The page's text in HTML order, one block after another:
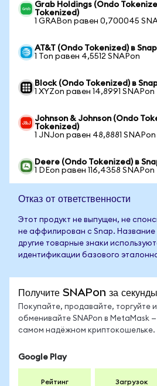
Grab Holdings (Ondo
Tokenized)
1 GRABon равен 0,700045
AT&T (Ondo Tokenized) в
1 Ton равен 4,5512 SNAPon
Block (Ondo Tokenized) в
1 XYZon равен 14,8991 SNAPon
Johnson & Johnson (Ondo
Tokenized)
1 JNJon равен 48,8881 SNAPon
Deere (Ondo Tokenized) в
1 DEon равен 116,4358 SNAPon
Отказ от ответственности
Этот продукт не выпущен, не
не аффилирован с Snap.
другие товарные знаки
идентификации базового
Получите SNAPon за секунды
Покупайте, продавайте, торгуйте и
обменивайте SNAPon в MetaMask —
самом надёжном криптокошельке.
Google Play
Рейтинг Загрузок